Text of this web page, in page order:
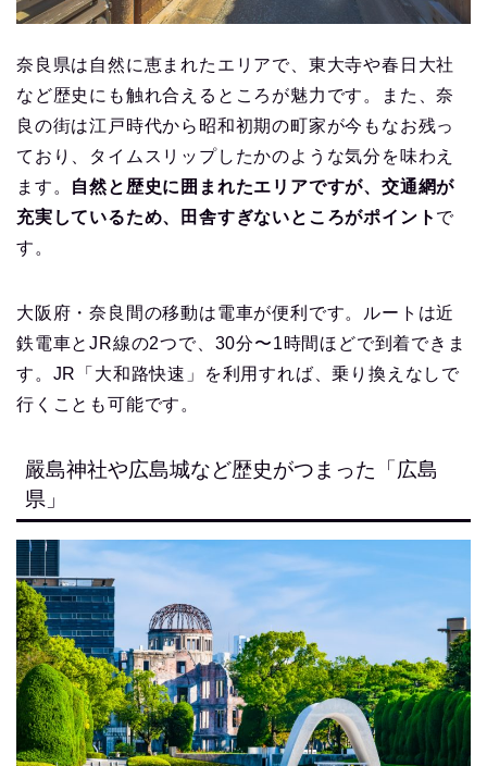
奈良県は自然に恵まれたエリアで、東大寺や春日大社
など歴史にも触れ合えるところが魅力です。また、奈
良の街は江戸時代から昭和初期の町家が今もなお残っ
ており、タイムスリップしたかのような気分を味わえ
ます。 自然と歴史に囲まれたエリアですが、交通網が
充実しているため、田舎すぎないところがポイント で
す。
大阪府・奈良間の移動は電車が便利です。ルートは近
鉄電車とJR線の2つで、30分〜1時間ほどで到着できま
す。JR「大和路快速」を利用すれば、乗り換えなしで
行くことも可能です。
嚴島神社や広島城など歴史がつまった「広島
県」